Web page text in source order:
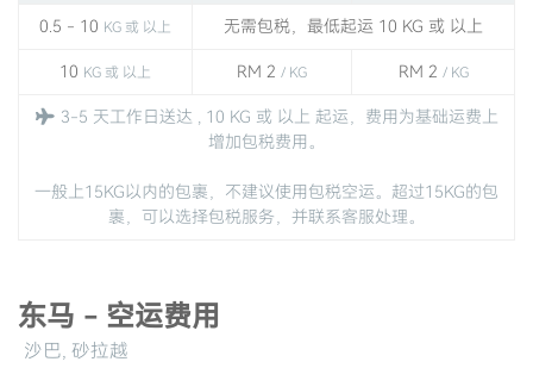
0.5 - 10 KG 或 以上 无需包税，最低起运 10 KG 或 以上
10 KG 或 以上 RM 2 / KG RM 2 / KG
3-5 天工作日送达 , 10 KG 或 以上 起运，费用为基础运费上
增加包税费用。
一般上15KG以内的包裹，不建议使用包税空运。超过15KG的包
裹，可以选择包税服务，并联系客服处理。
东马 - 空运费用
沙巴, 砂拉越